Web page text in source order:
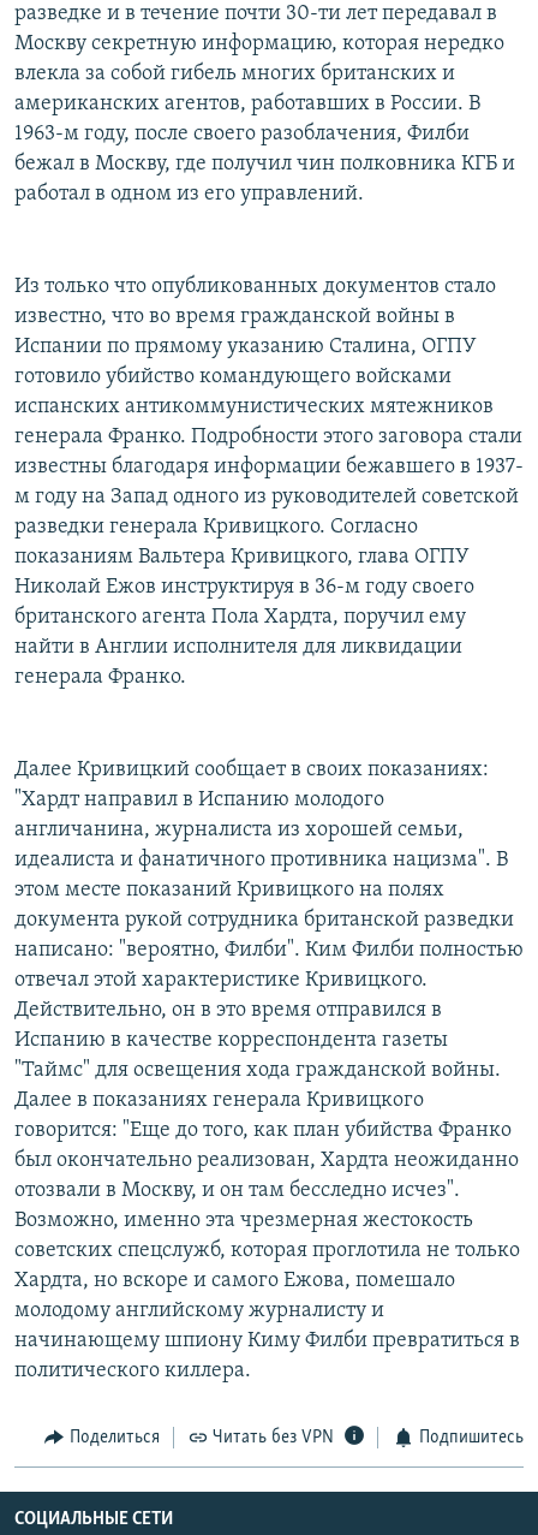
разведке и в течение почти 30-ти лет передавал в
Москву секретную информацию, которая нередко
влекла за собой гибель многих британских и
американских агентов, работавших в России. В
1963-м году, после своего разоблачения, Филби
бежал в Москву, где получил чин полковника КГБ и
работал в одном из его управлений.
Из только что опубликованных документов стало
известно, что во время гражданской войны в
Испании по прямому указанию Сталина, ОГПУ
готовило убийство командующего войсками
испанских антикоммунистических мятежников
генерала Франко. Подробности этого заговора стали
известны благодаря информации бежавшего в 1937-
м году на Запад одного из руководителей советской
разведки генерала Кривицкого. Согласно
показаниям Вальтера Кривицкого, глава ОГПУ
Николай Ежов инструктируя в 36-м году своего
британского агента Пола Хардта, поручил ему
найти в Англии исполнителя для ликвидации
генерала Франко.
Далее Кривицкий сообщает в своих показаниях:
"Хардт направил в Испанию молодого
англичанина, журналиста из хорошей семьи,
идеалиста и фанатичного противника нацизма". В
этом месте показаний Кривицкого на полях
документа рукой сотрудника британской разведки
написано: "вероятно, Филби". Ким Филби полностью
отвечал этой характеристике Кривицкого.
Действительно, он в это время отправился в
Испанию в качестве корреспондента газеты
"Таймс" для освещения хода гражданской войны.
Далее в показаниях генерала Кривицкого
говорится: "Еще до того, как план убийства Франко
был окончательно реализован, Хардта неожиданно
отозвали в Москву, и он там бесследно исчез".
Возможно, именно эта чрезмерная жестокость
советских спецслужб, которая проглотила не только
Хардта, но вскоре и самого Ежова, помешало
молодому английскому журналисту и
начинающему шпиону Киму Филби превратиться в
политического киллера.
Поделиться Читать без VPN Подпишитесь
СОЦИАЛЬНЫЕ СЕТИ